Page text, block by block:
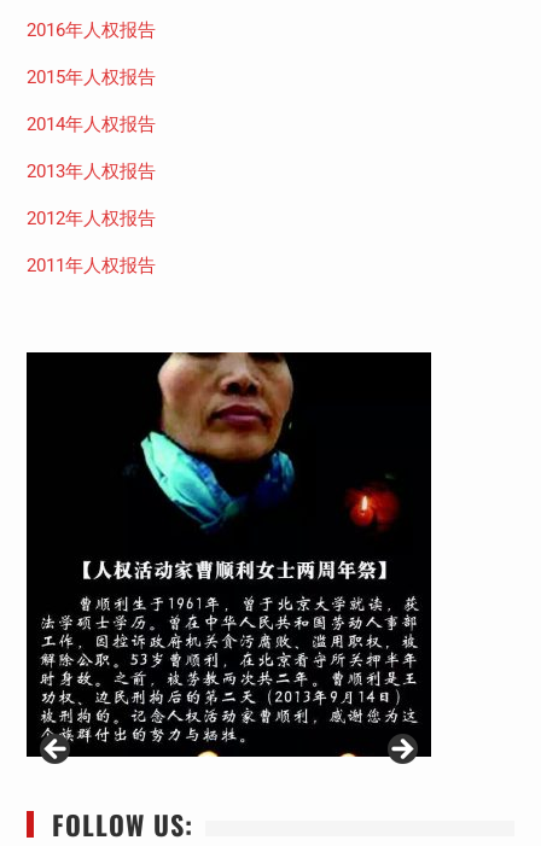
2016年人权报告
2015年人权报告
2014年人权报告
2013年人权报告
2012年人权报告
2011年人权报告
FOLLOW US: